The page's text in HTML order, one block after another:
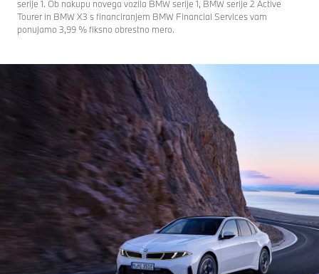
serije 1. Ob nakupu novega vozila BMW serije 1, BMW serije 2 Active
Tourer in BMW X3 s financiranjem BMW Financial Services vam
ponujamo 3,99 % fiksno obrestno mero.